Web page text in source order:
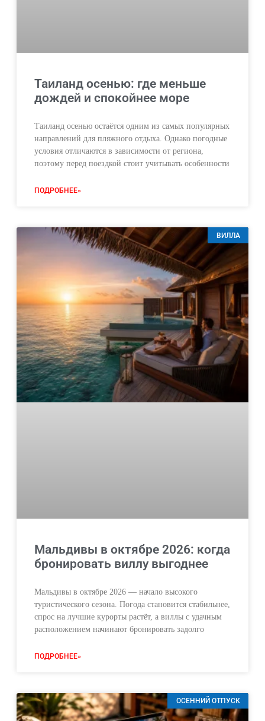
Таиланд осенью: где меньше
дождей и спокойнее море
Таиланд осенью остаётся одним из самых популярных
направлений для пляжного отдыха. Однако погодные
условия отличаются в зависимости от региона,
поэтому перед поездкой стоит учитывать особенности
ПОДРОБНЕЕ»
ВИЛЛА
Мальдивы в октябре 2026: когда
бронировать виллу выгоднее
Мальдивы в октябре 2026 — начало высокого
туристического сезона. Погода становится стабильнее,
спрос на лучшие курорты растёт, а виллы с удачным
расположением начинают бронировать задолго
ПОДРОБНЕЕ»
ОСЕННИЙ ОТПУСК